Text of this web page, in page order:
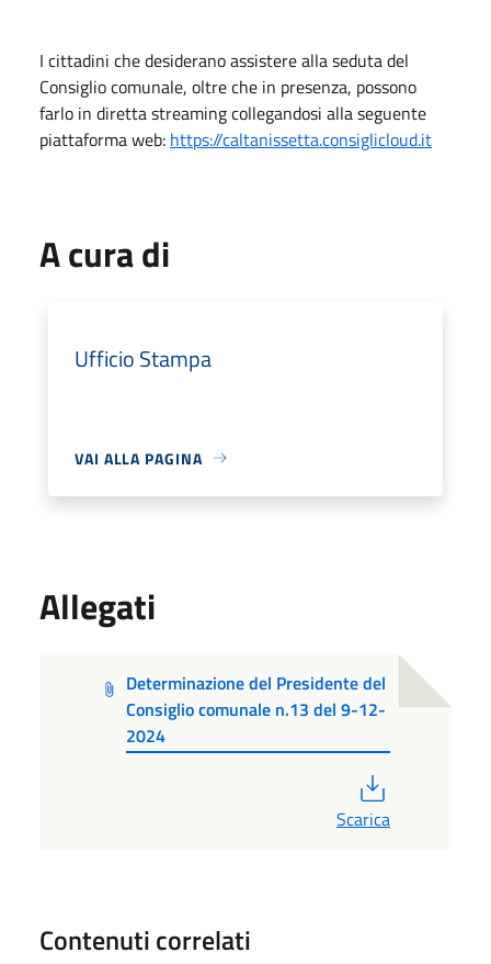
I cittadini che desiderano assistere alla seduta del
Consiglio comunale, oltre che in presenza, possono
farlo in diretta streaming collegandosi alla seguente
piattaforma web: https://caltanissetta.consiglicloud.it
A cura di
Ufficio Stampa
VAI ALLA PAGINA
Allegati
Determinazione del Presidente del
Consiglio comunale n.13 del 9-12-
2024
Scarica
Contenuti correlati